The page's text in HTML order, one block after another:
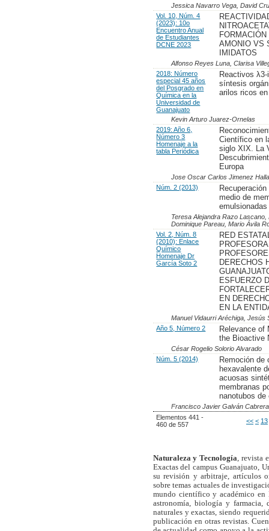
Jessica Navarro Vega, David
Vol. 10, Núm. 4
(2023): 10o
Encuentro Anual
de Estudiantes
DCNE 2023
AMONIO VS
IMIDATOS
Alfonso Reyes Luna, Clarisa
2018: Número
especial 45 años
del Posgrado en
Química en la
Universidad de
Guanajuato
Reactivos
síntesis
arilos ricos
Kevin Arturo Juarez-Ornelas
2019: Año 6,
Número 3
Homenaje a la
tabla Periódica
Científico en
siglo XIX. La
Europa
Jose Oscar Carlos Jimenez
Núm. 2 (2013)
medio de
emulsionadas
Teresa Alejandra Razo
Dominique Pareau, Mario Ávila
Vol. 2, Núm. 8
(2010): Enlace
Químico
Homenaje Dr
García Soto 2
RED
DERECHOS
ESFUERZO
EN
EN LA
Manuel Vidaurri Aréchiga, Jesús
Año 5, Número 2
Relevance of
the Bioactive
César Rogelio Solorio Alvarado
Núm. 5 (2014)
Remoción de
hexavalente
acuosas
membranas
nanotubos de
Francisco Javier Galván Cabrera
Elementos 441 -
460 de 557
<< < 13
Naturaleza y Tecnología, revista
Exactas del campus Guanajuato,
su revisión y arbitraje, artículos
sobre temas actuales de
mundo científico y académico en
astronomía, biología y farmacia,
naturales y exactas, siendo
publicación en otras revistas.